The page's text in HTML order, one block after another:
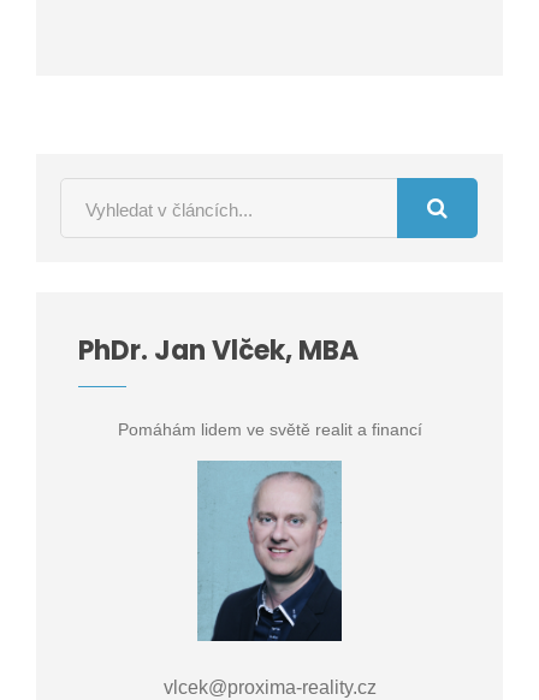
PhDr. Jan Vlček, MBA
Pomáhám lidem ve světě realit a financí
vlcek@proxima-reality.cz